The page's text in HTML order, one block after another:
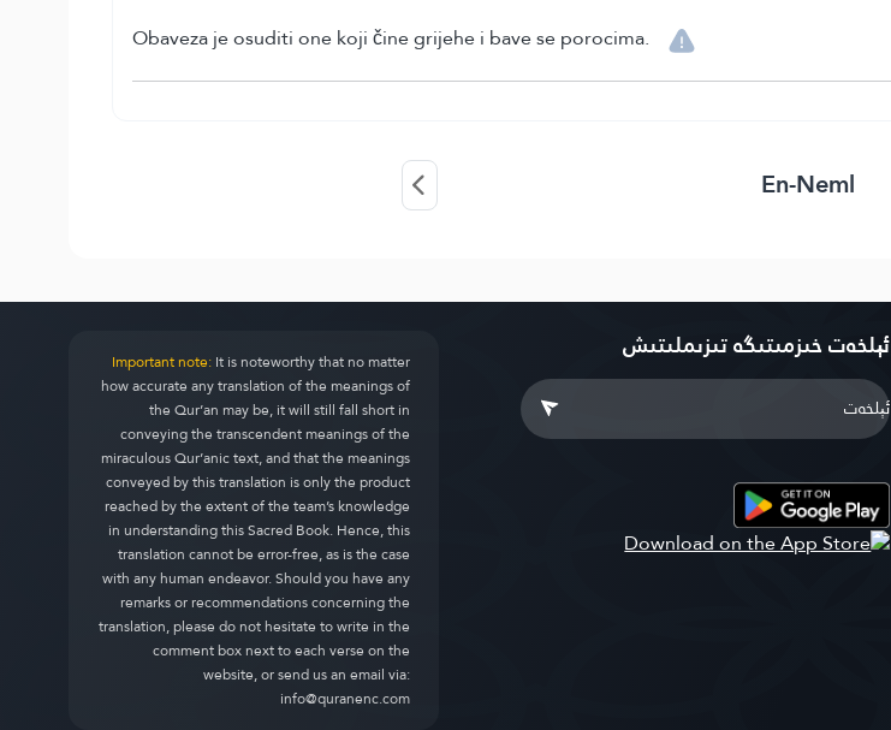
Obaveza je osuditi one koji čine grijehe i bave se porocima.
En-Neml
ئېلخەت خىزمىتىگە تىزىملىتىش Important note:It is noteworthy that no matter
how accurate any translation of the meanings of
the Qur’an may be, it will still fall short in
conveying the transcendent meanings of the
miraculous Qur’anic text, and that the meanings
conveyed by this translation is only the product
reached by the extent of the team’s knowledge
in understanding this Sacred Book. Hence, this
translation cannot be error-free, as is the case
with any human endeavor. Should you have any
remarks or recommendations concerning the
translation, please do not hesitate to write in the
comment box next to each verse on the
website, or send us an email via:
info@quranenc.com